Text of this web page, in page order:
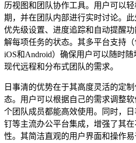
历视图和团队协作工具。用户可以
期，并在团队内部进行实时讨论。
优先级设置、进度追踪和自动提醒
解每项任务的状态。其多平台支持（
iOS和Android）确保用户可以随时
现代远程和分布式团队的需求。
日事清的优势在于其高度灵活的定
态。用户可以根据自己的需求调整
个团队成员都能高效使用。同时，
钉等主流办公平台集成，增强了其
性。其简洁直观的用户界面和操作